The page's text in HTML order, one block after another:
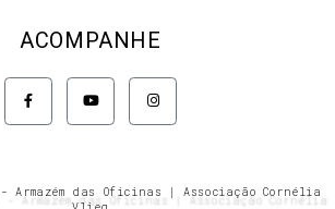
ACOMPANHE
F
a
c
e
-
Y
o
u
t
I
n
s
t
m
Armazém das Oficinas | Associação Cornélia